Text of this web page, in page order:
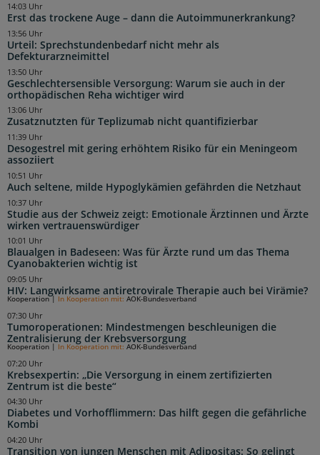
Erst das trockene Auge – dann die Autoimmunerkrankung?
14:03 Uhr
Urteil: Sprechstundenbedarf nicht mehr als
Defekturarzneimittel
13:56 Uhr
Geschlechtersensible Versorgung: Warum sie auch in der
orthopädischen Reha wichtiger wird
13:50 Uhr
Zusatznutzten für Teplizumab nicht quantifizierbar
13:06 Uhr
Desogestrel mit gering erhöhtem Risiko für ein Meningeom
assoziiert
11:39 Uhr
Auch seltene, milde Hypoglykämien gefährden die Netzhaut
10:51 Uhr
Studie aus der Schweiz zeigt: Emotionale Ärztinnen und Ärzte
wirken vertrauenswürdiger
10:37 Uhr
Blaualgen in Badeseen: Was für Ärzte rund um das Thema
Cyanobakterien wichtig ist
10:01 Uhr
HIV: Langwirksame antiretrovirale Therapie auch bei Virämie?
09:05 Uhr
Tumoroperationen: Mindestmengen beschleunigen die
Zentralisierung der Krebsversorgung
Kooperation| In Kooperation mit: AOK-Bundesverband
07:30 Uhr
Krebsexpertin: „Die Versorgung in einem zertifizierten
Zentrum ist die beste“
Kooperation | In Kooperation mit: AOK-Bundesverband
07:20 Uhr
Diabetes und Vorhofflimmern: Das hilft gegen die gefährliche
Kombi
04:30 Uhr
Transition von jungen Menschen mit Adipositas: So gelingt
04:20 Uhr